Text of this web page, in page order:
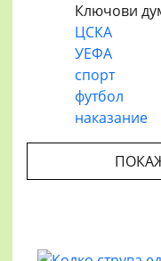
Ключови
ЦСКА
УЕФА
спорт
футбол
наказание